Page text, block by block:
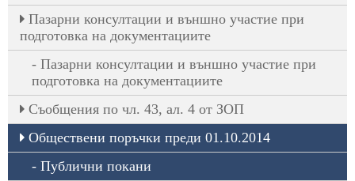
Пазарни консултации и външно участие при
подготовка на документациите
Пазарни консултации и външно участие при
подготовка на документациите
Съобщения по чл. 43, ал. 4 от ЗОП
Обществени поръчки преди 01.10.2014
Публични покани